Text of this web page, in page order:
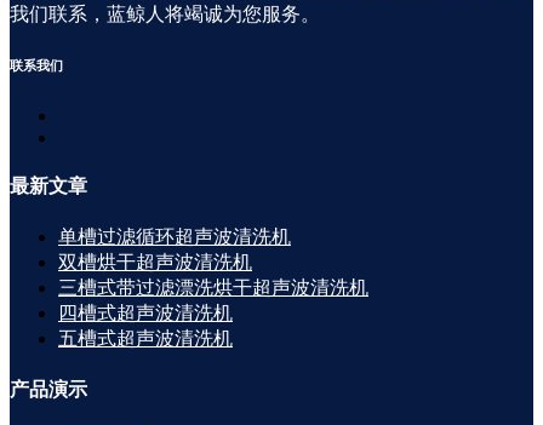
我们联系，蓝鲸人将竭诚为您服务。
联系我们
最新文章
单槽过滤循环超声波清洗机
双槽烘干超声波清洗机
三槽式带过滤漂洗烘干超声波清洗机
四槽式超声波清洗机
五槽式超声波清洗机
产品演示